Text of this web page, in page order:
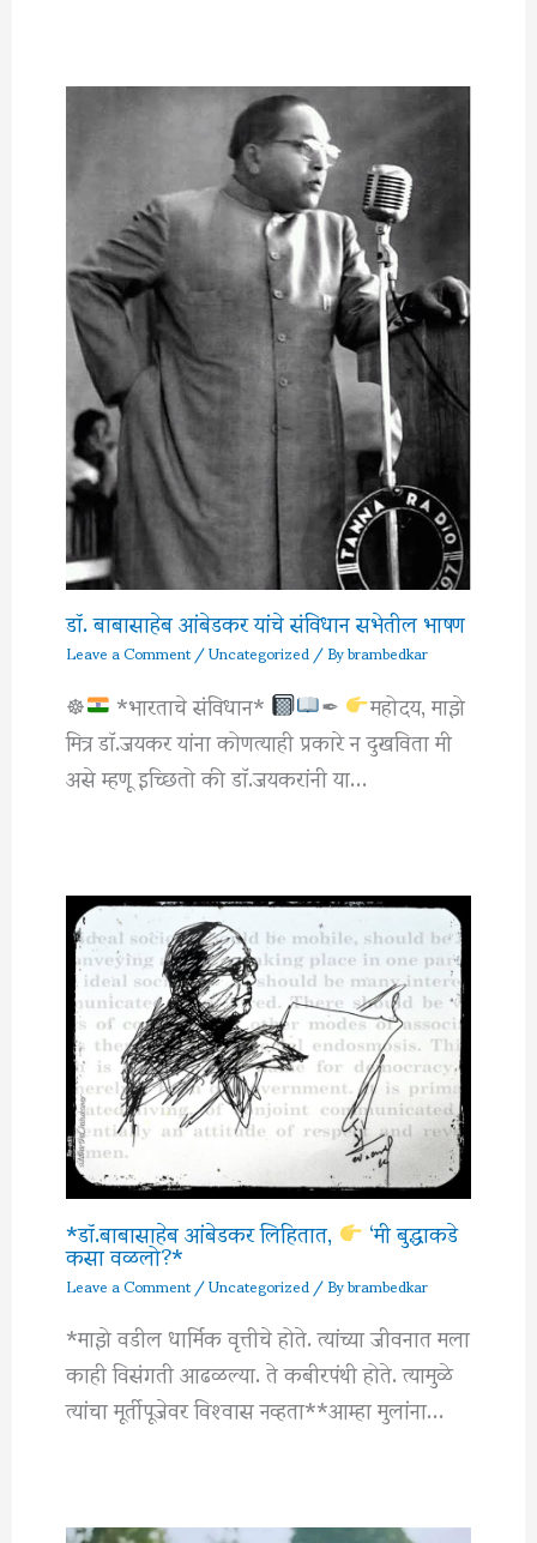
डॉ. बाबासाहेब आंबेडकर यांचे संविधान सभेतील भाषण
Leave a Comment/Uncategorized/ Bybrambedkar
☸ *भारताचे संविधान* ✒ महोदय, माझे
मित्र डाॅ.जयकर यांना कोणत्याही प्रकारे न दुखविता मी
असे म्हणू इच्छितो की डाॅ.जयकरांनी या…
*डॉ.बाबासाहेब आंबेडकर लिहितात, ‘मी बुद्धाकडे
कसा वळलो?*
Leave a Comment/Uncategorized/ Bybrambedkar
*माझे वडील धार्मिक वृत्तीचे होते. त्यांच्या जीवनात मला
काही विसंगती आढळल्या. ते कबीरपंथी होते. त्यामुळे
त्यांचा मूर्तीपूजेवर विश्‍वास नव्हता**आम्हा मुलांना…